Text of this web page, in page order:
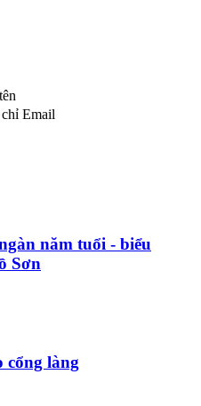
Email
năm tuổi - biểu
Sơn
cổng làng